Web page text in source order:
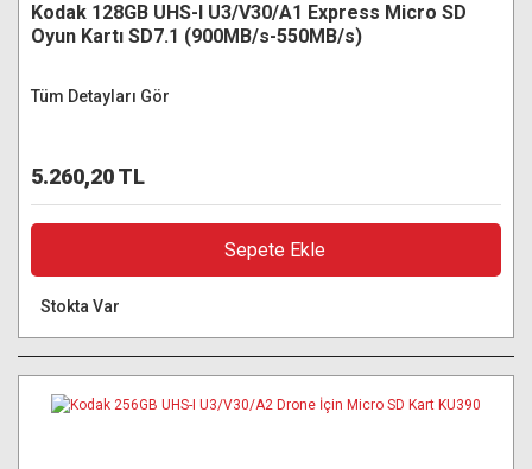
Kodak 128GB UHS-I U3/V30/A1 Express Micro SD
Oyun Kartı SD7.1 (900MB/s-550MB/s)
Tüm Detayları Gör
5.260,20 TL
Sepete Ekle
Stokta Var